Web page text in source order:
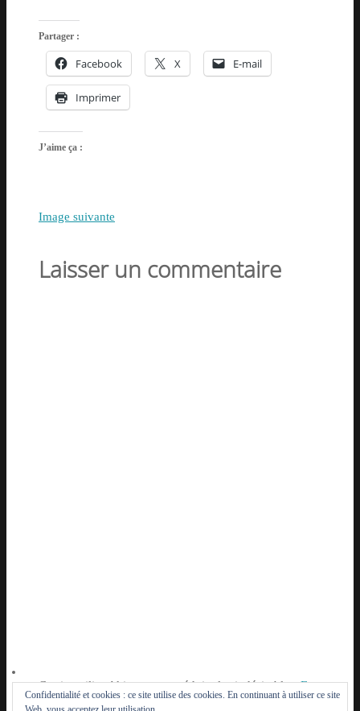
Partager :
Facebook X E-mail
Imprimer
J’aime ça :
Image suivante
Laisser un commentaire
Ce site utilise Akismet pour réduire les indésirables.En
savoir plus sur la façon dont les données de vos
Confidentialité et cookies : ce site utilise des cookies. En continuant à utiliser ce site